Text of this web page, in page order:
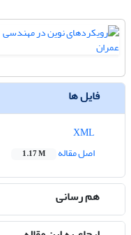
فایل ها
اصل مقاله
1.17 M
هم رسانی